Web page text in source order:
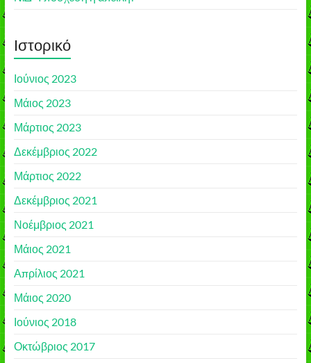
Ιστορικό
Ιούνιος 2023
Μάιος 2023
Μάρτιος 2023
Δεκέμβριος 2022
Μάρτιος 2022
Δεκέμβριος 2021
Νοέμβριος 2021
Μάιος 2021
Απρίλιος 2021
Μάιος 2020
Ιούνιος 2018
Οκτώβριος 2017